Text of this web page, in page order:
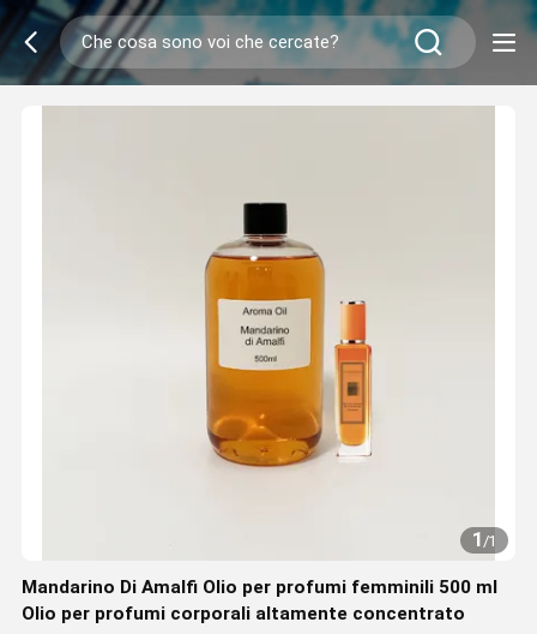
1/1
Mandarino Di Amalfi Olio per profumi femminili 500 ml
Olio per profumi corporali altamente concentrato